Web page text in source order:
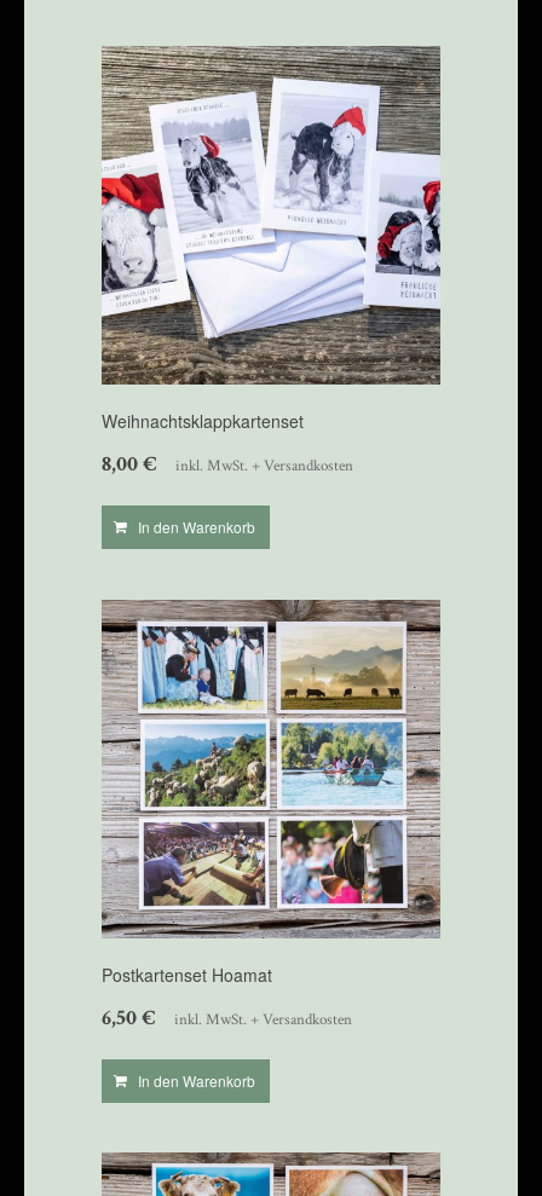
Weihnachtsklappkartenset
8,00€ inkl. MwSt. + Versandkosten
In den Warenkorb
Postkartenset Hoamat
6,50€ inkl. MwSt. + Versandkosten
In den Warenkorb